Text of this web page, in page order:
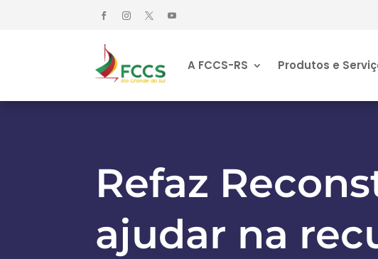
A FCCS-RS Produtos e
Refaz
ajudar na